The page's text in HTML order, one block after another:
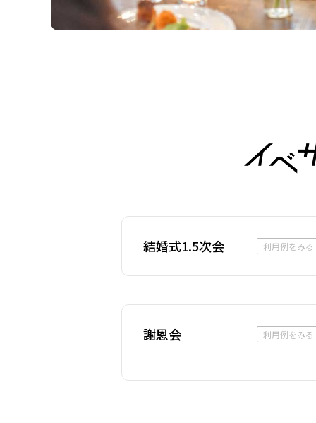
結婚式1.5次会 利用例をみる
謝恩会 利用例をみる